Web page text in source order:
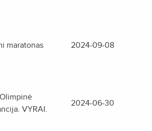
maratonas 2024-09-08
Olimpinė
VYRAI.
2024-06-30